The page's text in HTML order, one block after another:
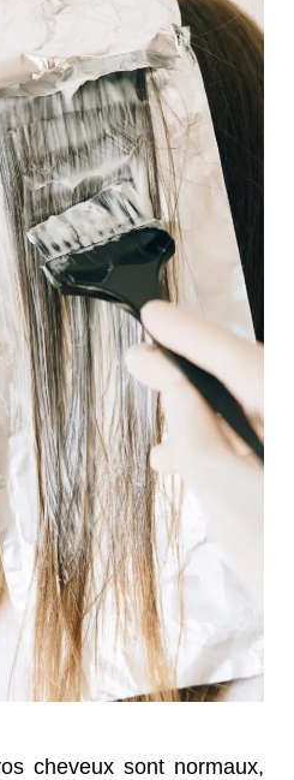
cheveux sont normaux,